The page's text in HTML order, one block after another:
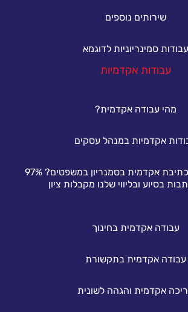
שירותים נוספים
עבודות סמינריוניות לדוגמא
עבודות אקדמיות
מהי עבודה אקדמית?
אקדמיות במנהל עסקים
זקוקים לסיוע בכתיבת אקדמית בסמנריון במשפטים? 97%
בסיוע ובליווי שלנו מקבלות ציון
עבודה אקדמית בחינוך
עבודה אקדמית בתקשורת
אקדמית והגהה לשונית